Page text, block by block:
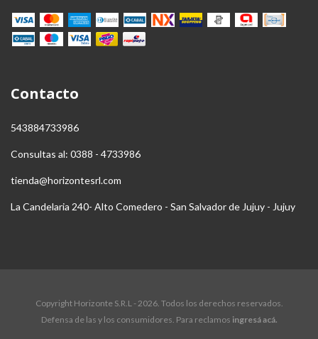
Contacto
543884733986
Consultas al: 0388 - 4733986
tienda@horizontesrl.com
La Candelaria 240- Alto Comedero - San Salvador de Jujuy - Jujuy
Copyright Horizonte S.R.L - 2026. Todos los derechos reservados.
Defensa de las y los consumidores. Para reclamos ingresá acá.